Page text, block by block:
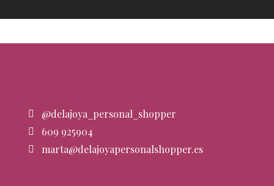
@delajoya_personal_shopper
609 925904
marta@delajoyapersonalshopper.es